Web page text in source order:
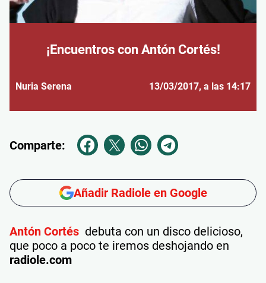
¡Encuentros con Antón Cortés!
Nuria Serena 13/03/2017, a las 14:17
Comparte:
Añadir Radiole en Google
Antón Cortés debuta con un disco delicioso,
que poco a poco te iremos deshojando en
radiole.com